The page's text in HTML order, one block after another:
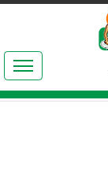
இலக்கியங்கள்
தமிழ் உலகம்